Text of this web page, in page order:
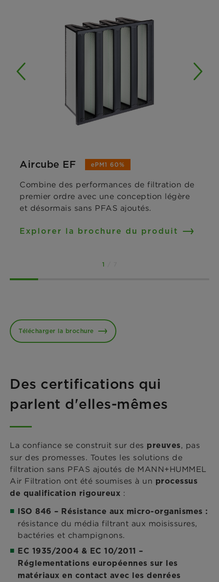
Aircube EF ePM1 60%
Combine des performances de filtration de
premier ordre avec une conception légère
et désormais sans PFAS ajoutés.
Explorer la brochure du produit
1
Télécharger la brochure
Des certifications qui
parlent d'elles-mêmes
La confiance se construit sur des preuves, pas
sur des promesses. Toutes les solutions de
filtration sans PFAS ajoutés de MANN+HUMMEL
Air Filtration ont été soumises à un processus
de qualification rigoureux :
ISO 846 – Résistance aux micro-organismes :
résistance du média filtrant aux moisissures,
bactéries et champignons.
EC 1935/2004 & EC 10/2011 –
Réglementations européennes sur les
matériaux en contact avec les denrées